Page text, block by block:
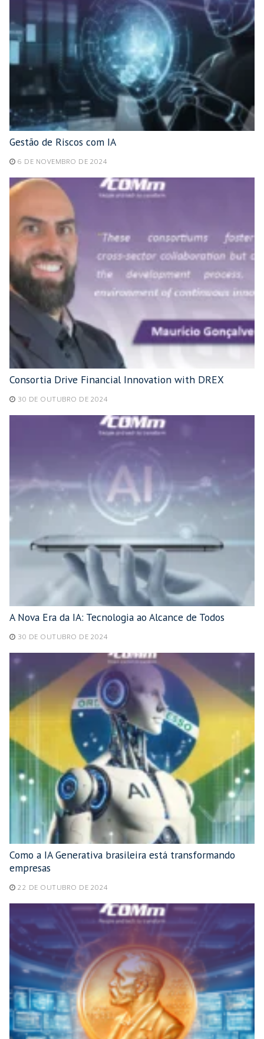
Gestão de Riscos com IA
6 DE NOVEMBRO DE 2024
Consortia Drive Financial Innovation with DREX
30 DE OUTUBRO DE 2024
A Nova Era da IA: Tecnologia ao Alcance de Todos
30 DE OUTUBRO DE 2024
Como a IA Generativa brasileira está transformando
empresas
22 DE OUTUBRO DE 2024